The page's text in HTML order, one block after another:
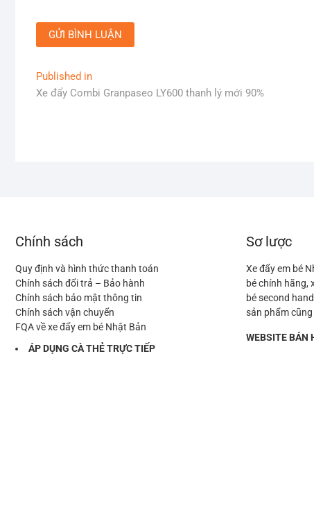
Điều
hướng
Published in
Xe đẩy Combi Granpaseo LY600 thanh lý mới 90%
Chính sách
Quy định và hình thức thanh toán
Chính sách đổi trả – Bảo hành
Chính sách bảo mật thông tin
Chính sách vận chuyển
FQA về xe đẩy em bé Nhật Bản
ÁP DỤNG CÀ THẺ TRỰC TIẾP
Sơ lược
Xe đẩy em bé
bé chính hãng,
bé second
sản phẩm
WEBSITE BÁN